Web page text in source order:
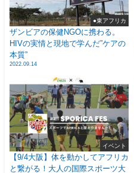
●東アフリカ
ザンビアの保健NGOに携わる。
HIVの実情と現地で学んだ”ケアの
本質”
2022.09.14
イベント
【9/4大阪】体を動かしてアフリカ
と繋がる！大人の国際スポーツ大